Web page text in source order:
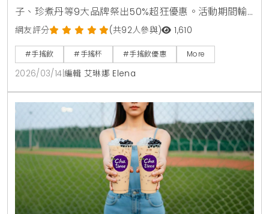
子、珍煮丹等9大品牌祭出50%超狂優惠。活動期間輸
入指定代碼即可領取優惠券，單筆滿50元即贈25元儲
值金，綁定信用卡最高再享10%回饋。
網友評分 (共92人參與) 1,610
#手搖飲 #手搖杯 #手搖飲優惠 More
2026/03/14 編輯 艾琳娜 Elena